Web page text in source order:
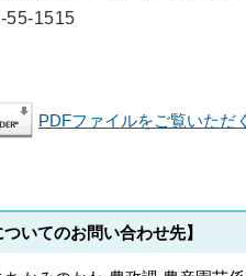
55-1515
PDFファイルをご覧いただ
ついてのお問い合わせ先】